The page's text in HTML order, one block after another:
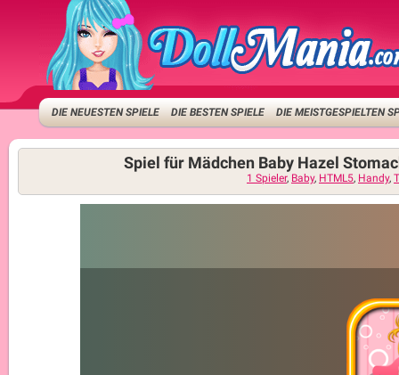
DIE NEUESTEN SPIELE DIE BESTEN SPIELE DIE MEISTGESPIELTEN
Spiel für Mädchen Baby Hazel
1 Spieler, Baby, HTML5, Handy,